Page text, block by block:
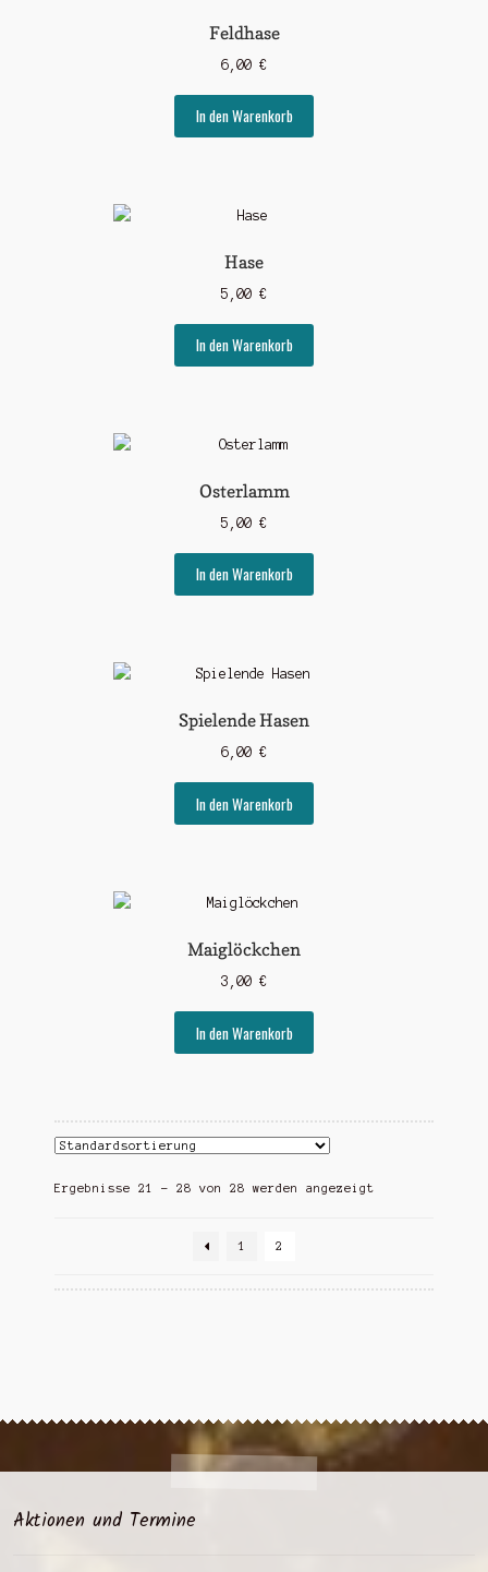
Feldhase
6,00 €
In den Warenkorb
Hase
5,00 €
In den Warenkorb
Osterlamm
5,00 €
In den Warenkorb
Spielende Hasen
6,00 €
In den Warenkorb
Maiglöckchen
3,00 €
In den Warenkorb
Ergebnisse 21 – 28 von 28 werden angezeigt
1 2
Aktionen und Termine